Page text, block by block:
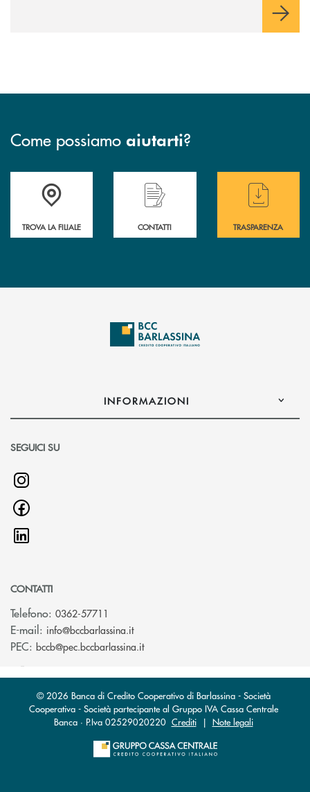
Come possiamo aiutarti?
Accedi all' elenco completo delle filiali di BCC Barlassina.
TROVA LA FILIALE
Hai bisogno di assistenza immediata ?
CONTATTI
Hai bisogno di
TRASPARENZA
INFORMAZIONI
SEGUICI SU
CONTATTI
Telefono: 0362-57711
E-mail: info@bccbarlassina.it(si apre l’app di posta elettronica)
PEC: bccb@pec.bccbarlassina.it(si apre l’app di posta elettronica)
© 2026 Banca di Credito Cooperativo di Barlassina - Società
Cooperativa - Società partecipante al Gruppo IVA Cassa Centrale
Banca · P.Iva 02529020220 Crediti| Note legali